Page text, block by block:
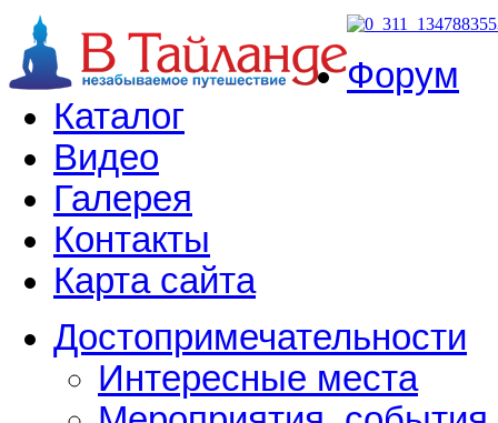
Форум
Каталог
Видео
Галерея
Контакты
Карта сайта
Достопримечательности
Интересные места